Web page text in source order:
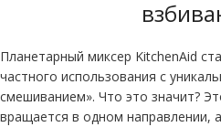
Планетарный миксер KitchenAid
частного использования с
смешиванием». Что это значит?
вращается в одном направлении,